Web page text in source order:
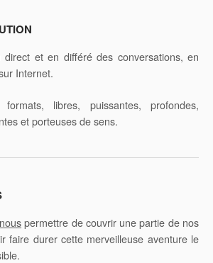
direct et en différé des conversations, en
Internet.
libres, puissantes, profondes,
et porteuses de sens.
permettre de couvrir une partie de nos
faire durer cette merveilleuse aventure le